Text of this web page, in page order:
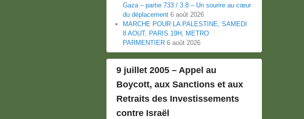
Gaza – partie 733 / 3.8 – Un sourire au cœur
du déplacement 6 août 2026
MARCHE POUR LA PALESTINE, SAMEDI
8 AOUT, PARIS 19H, METRO
PARMENTIER 6 août 2026
9 juillet 2005 – Appel au
Boycott, aux Sanctions et aux
Retraits des Investissements
contre Israël